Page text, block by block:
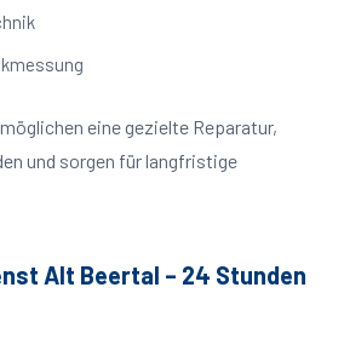
eine gezielte Reparatur,
und sorgen für langfristige
Alt Beertal – 24 Stunden